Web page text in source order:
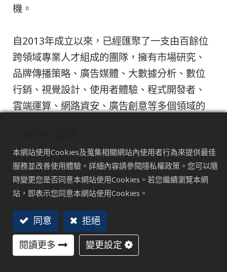
機。
自2013年成立以來，已經匯聚了一支由百餘位
跨領域專業人才組成的團隊，擁有市場研究、
品牌傳播策略、廣告媒體、大數據分析、數位
行銷、視覺設計、使用者體驗、程式開發者、
雲端運算、網路資安、廣告創意等多個領域的
進，為企業制定最佳的品牌策略和行銷通路組
合 ，透過深入的市場研究和分析，我們能夠提
供有價值的市場開發建議，幫助企業發掘潛在
本網站使用Cookies及蒐集相關網站內使用者行為來提供最佳
服務並改善使用體驗。詳細內容請參閱隱私權政策。您可以隨
時變更您是否同意本網站使用Cookies。若您繼續瀏覽本網
站，即表示您同意本網站使用Cookies。
同意
拒絕
閱讀更多
變更設定